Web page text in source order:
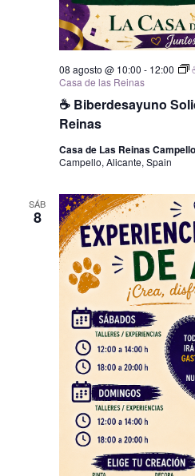
☕ Biberdesayuno
Reinas
08 agosto @ 10:00 - 12:00
Casa de las Reinas
Casa de Las Reinas Campello
Campello, Alicante, Spain
SÁB
8